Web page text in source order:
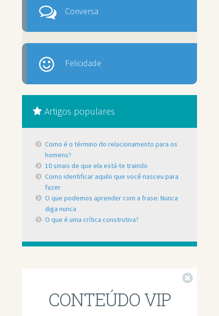
Conversa
Felicidade
Artigos populares
Como é o término do relacionamento para os
homens?
10 sinais de que ela está-te traindo
Como identificar aquilo que você nasceu para
fazer
O que podemos aprender com a frase: Nunca
diga nunca
O que é uma crítica construtiva?
CONTEÚDO VIP